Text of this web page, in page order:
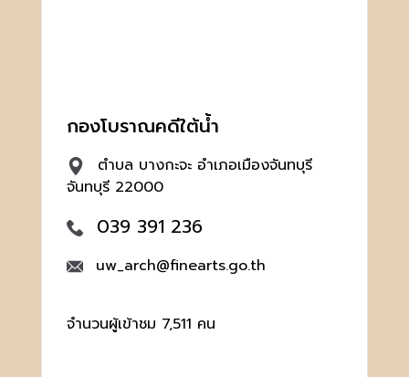
กองโบราณคดีใต้น้ำ
ตำบล บางกะจะ อำเภอเมืองจันทบุรี
จันทบุรี 22000
039 391 236
uw_arch@finearts.go.th
จำนวนผู้เข้าชม 7,511 คน